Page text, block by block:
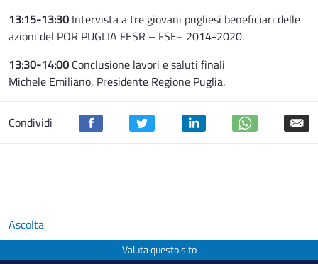
13:15-13:30 Intervista a tre giovani pugliesi beneficiari delle
azioni del POR PUGLIA FESR – FSE+ 2014-2020.
13:30-14:00 Conclusione lavori e saluti finali
Michele Emiliano, Presidente Regione Puglia.
Condividi
Ascolta
Valuta questo sito